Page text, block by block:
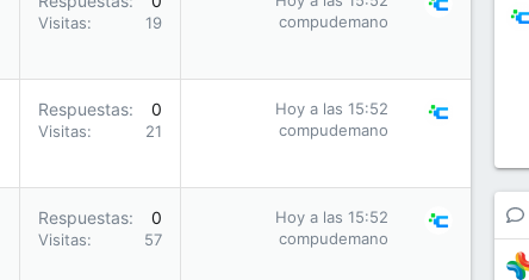
Visitas 19
compudemano
Respuestas 0
Visitas 21
Hoy a las 15:52
compudemano
Respuestas 0
Visitas 57
Hoy a las 15:52
compudemano